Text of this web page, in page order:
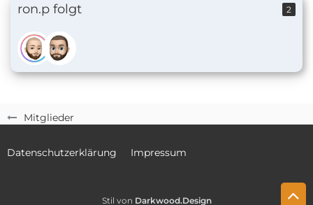
Mitglieder
ron.p folgt 2
Datenschutzerklärung Impressum
Stil von Darkwood.Design